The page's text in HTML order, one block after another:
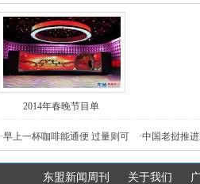
2014年春晚节目单
·早上一杯咖啡能通便 过量则可
·中国老挝推
东盟新闻周刊 关于我们